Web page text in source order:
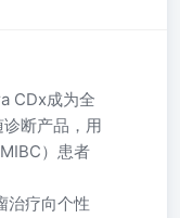
CDx成为全
断产品，用
）患者
治疗向个性